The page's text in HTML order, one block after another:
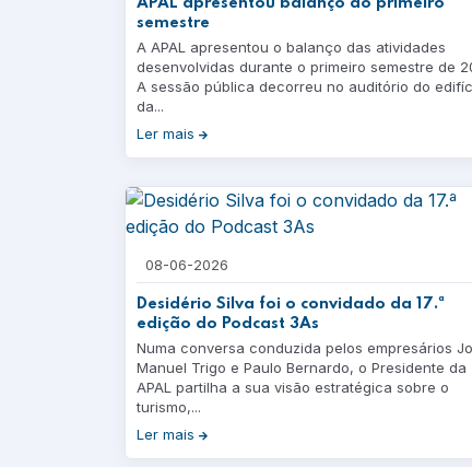
APAL apresentou balanço do primeiro
semestre
A APAL apresentou o balanço das atividades
desenvolvidas durante o primeiro semestre de
A sessão pública decorreu no auditório do
da...
Ler mais
08-06-2026
Desidério Silva foi o convidado da 17.ª
edição do Podcast 3As
Numa conversa conduzida pelos empresários
Manuel Trigo e Paulo Bernardo, o Presidente da
APAL partilha a sua visão estratégica sobre o
turismo,...
Ler mais